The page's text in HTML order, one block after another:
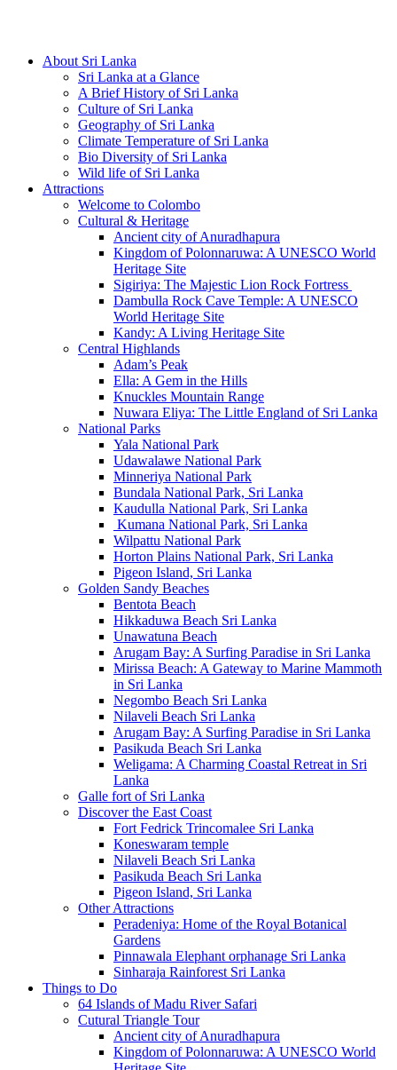
About Sri Lanka
Sri Lanka at a Glance
A Brief History of Sri Lanka
Culture of Sri Lanka
Geography of Sri Lanka
Climate Temperature of Sri Lanka
Bio Diversity of Sri Lanka
Wild life of Sri Lanka
Attractions
Welcome to Colombo
Cultural & Heritage
Ancient city of Anuradhapura
Kingdom of Polonnaruwa: A UNESCO World
Heritage Site
Sigiriya: The Majestic Lion Rock Fortress
Dambulla Rock Cave Temple: A UNESCO
World Heritage Site
Kandy: A Living Heritage Site
Central Highlands
Adam’s Peak
Ella: A Gem in the Hills
Knuckles Mountain Range
Nuwara Eliya: The Little England of Sri Lanka
National Parks
Yala National Park
Udawalawe National Park
Minneriya National Park
Bundala National Park, Sri Lanka
Kaudulla National Park, Sri Lanka
Kumana National Park, Sri Lanka
Wilpattu National Park
Horton Plains National Park, Sri Lanka
Pigeon Island, Sri Lanka
Golden Sandy Beaches
Bentota Beach
Hikkaduwa Beach Sri Lanka
Unawatuna Beach
Arugam Bay: A Surfing Paradise in Sri Lanka
Mirissa Beach: A Gateway to Marine Mammoth
in Sri Lanka
Negombo Beach Sri Lanka
Nilaveli Beach Sri Lanka
Arugam Bay: A Surfing Paradise in Sri Lanka
Pasikuda Beach Sri Lanka
Weligama: A Charming Coastal Retreat in Sri
Lanka
Galle fort of Sri Lanka
Discover the East Coast
Fort Fedrick Trincomalee Sri Lanka
Koneswaram temple
Nilaveli Beach Sri Lanka
Pasikuda Beach Sri Lanka
Pigeon Island, Sri Lanka
Other Attractions
Peradeniya: Home of the Royal Botanical
Gardens
Pinnawala Elephant orphanage Sri Lanka
Sinharaja Rainforest Sri Lanka
Things to Do
64 Islands of Madu River Safari
Cutural Triangle Tour
Ancient city of Anuradhapura
Kingdom of Polonnaruwa: A UNESCO World